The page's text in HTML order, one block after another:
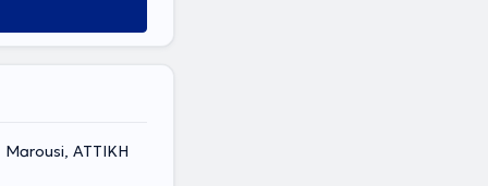
Marousi, ΑΤΤΙΚΗ